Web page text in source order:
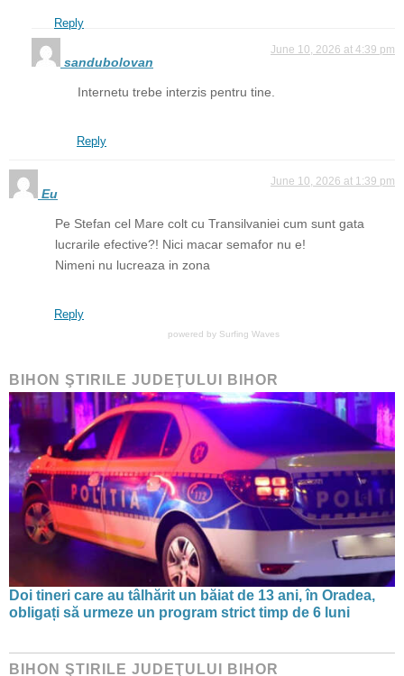
Reply
sandubolovan
June 10, 2026 at 4:39 pm
Internetu trebe interzis pentru tine.
Reply
Eu
June 10, 2026 at 1:39 pm
Pe Stefan cel Mare colt cu Transilvaniei cum sunt gata
lucrarile efective?! Nici macar semafor nu e!
Nimeni nu lucreaza in zona
Reply
powered by Surfing Waves
BIHON ŞTIRILE JUDEŢULUI BIHOR
Doi tineri care au tâlhărit un băiat de 13 ani, în Oradea,
obligați să urmeze un program strict timp de 6 luni
BIHON ŞTIRILE JUDEŢULUI BIHOR